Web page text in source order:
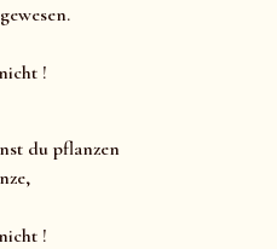
!
du pflanzen
!